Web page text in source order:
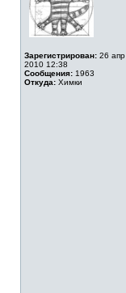
Зарегистрирован: 26 апр
2010 12:38
Сообщения: 1963
Откуда: Химки